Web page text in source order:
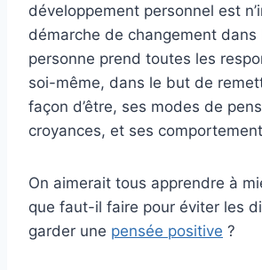
développement personnel est
démarche de changement dans
personne prend toutes les
soi-même, dans le but de
façon d’être, ses modes de
croyances, et ses
On aimerait tous apprendre à
que faut-il faire pour éviter les
garder une pensée positive ?